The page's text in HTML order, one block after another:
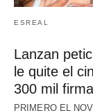
ESREAL
Lanzan
le quite el
300 mil
PRIMERO EL